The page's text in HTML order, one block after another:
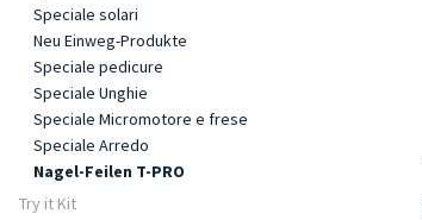
Speciale solari
Neu Einweg-Produkte
Speciale pedicure
Speciale Unghie
Speciale Micromotore e frese
Speciale Arredo
Nagel-Feilen T-PRO
Try it Kit